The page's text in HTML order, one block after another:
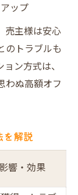
ップ
売主様は安心
のトラブルも
ン方式は、
わぬ高額オフ
を解説
影響・効果